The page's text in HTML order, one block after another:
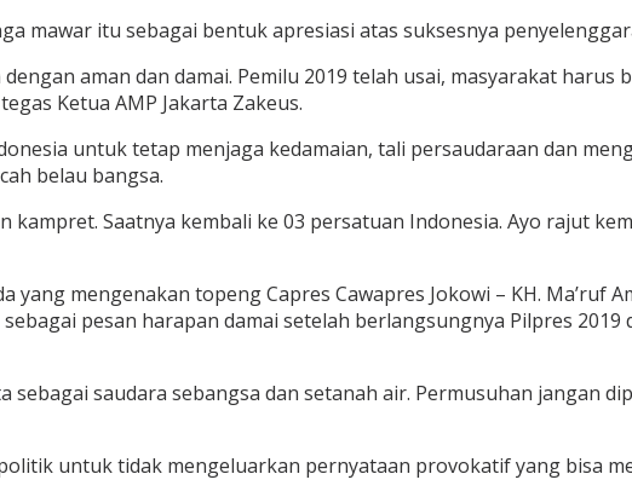
mawar itu sebagai bentuk apresiasi atas suksesnya
aman dan damai. Pemilu 2019 telah usai, masyarakat
Ketua AMP Jakarta Zakeus.
untuk tetap menjaga kedamaian, tali persaudaraan dan
belau bangsa.
kampret. Saatnya kembali ke 03 persatuan Indonesia. Ayo rajut
yang mengenakan topeng Capres Cawapres Jokowi – KH. Ma’ruf
pesan harapan damai setelah berlangsungnya Pilpres
saudara sebangsa dan setanah air. Permusuhan jangan
untuk tidak mengeluarkan pernyataan provokatif yang bisa